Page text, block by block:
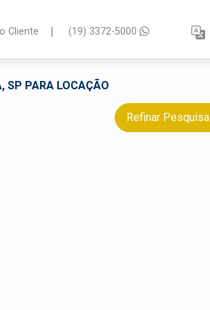
Cliente | (19) 3372-5000
SP PARA LOCAÇÃO
Refinar Pesquisa